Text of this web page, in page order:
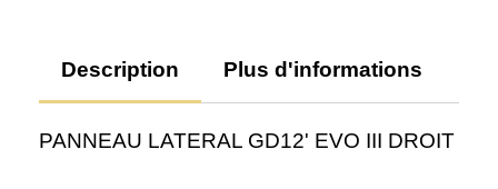
Description Plus d'informations
PANNEAU LATERAL GD12' EVO III DROIT